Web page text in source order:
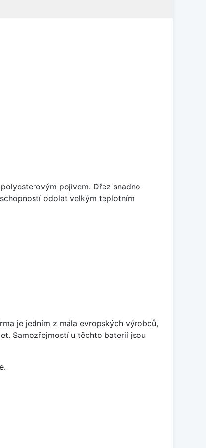
pojivem. Dřez snadno
odolat velkým teplotním
je jedním z mála evropských výrobců,
Samozřejmostí u těchto baterií jsou